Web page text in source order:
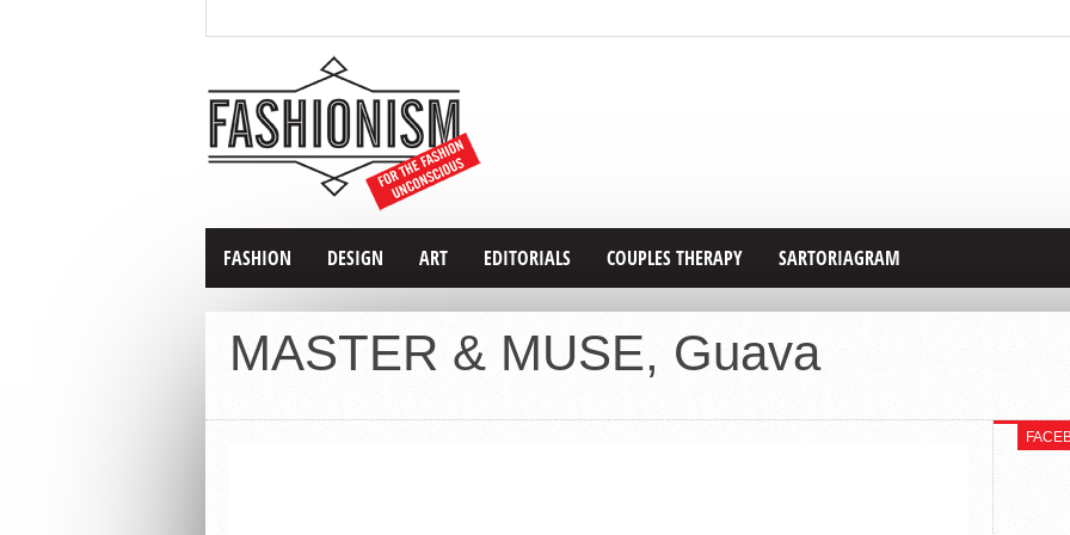
FASHION DESIGN ART EDITORIALS COUPLES THERAPY SARTORIAGRAM
MASTER & MUSE, Guava